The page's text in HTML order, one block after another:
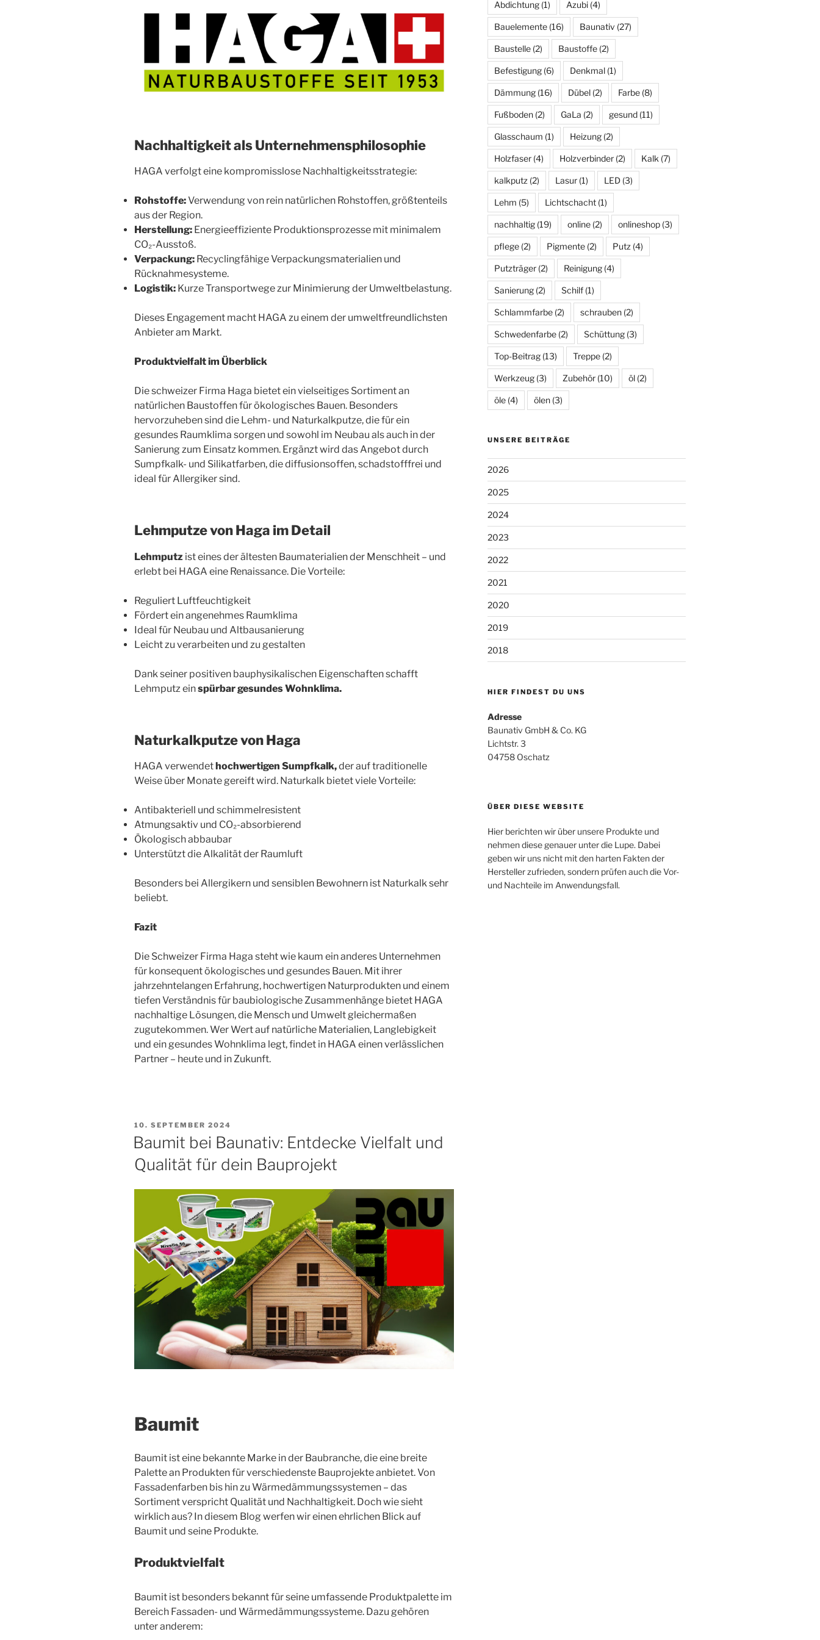
Nachhaltigkeit als Unternehmensphilosophie
HAGA verfolgt eine kompromisslose Nachhaltigkeitsstrategie:
Rohstoffe:Verwendung von rein natürlichen Rohstoffen, größtenteils
aus der Region.
Herstellung: Energieeffiziente Produktionsprozesse mit minimalem
CO₂-Ausstoß.
Verpackung: Recyclingfähige Verpackungsmaterialien und
Rücknahmesysteme.
Logistik: Kurze Transportwege zur Minimierung der Umweltbelastung.
Dieses Engagement macht HAGA zu einem der umweltfreundlichsten
Anbieter am Markt.
Produktvielfalt im Überblick
Die schweizer Firma Haga bietet ein vielseitiges Sortiment an
natürlichen Baustoffen für ökologisches Bauen. Besonders
hervorzuheben sind die Lehm- und Naturkalkputze, die für ein
gesundes Raumklima sorgen und sowohl im Neubau als auch in der
Sanierung zum Einsatz kommen. Ergänzt wird das Angebot durch
Sumpfkalk- und Silikatfarben, die diffusionsoffen, schadstofffrei und
ideal für Allergiker sind.
Lehmputze von Haga im Detail
Lehmputz ist eines der ältesten Baumaterialien der Menschheit – und
erlebt bei HAGA eine Renaissance. Die Vorteile:
Reguliert Luftfeuchtigkeit
Fördert ein angenehmes Raumklima
Ideal für Neubau und Altbausanierung
Leicht zu verarbeiten und zu gestalten
Dank seiner positiven bauphysikalischen Eigenschaften schafft
Lehmputz einspürbar gesundes Wohnklima.
Naturkalkputze von Haga
HAGA verwendethochwertigen Sumpfkalk,der auf traditionelle
Weise über Monate gereift wird. Naturkalk bietet viele Vorteile:
Antibakteriell und schimmelresistent
Atmungsaktiv und CO₂-absorbierend
Ökologisch abbaubar
Unterstützt die Alkalität der Raumluft
Besonders bei Allergikern und sensiblen Bewohnern ist Naturkalk sehr
beliebt.
Fazit
Die Schweizer Firma Haga steht wie kaum ein anderes Unternehmen
für konsequent ökologisches und gesundes Bauen. Mit ihrer
jahrzehntelangen Erfahrung, hochwertigen Naturprodukten und einem
tiefen Verständnis für baubiologische Zusammenhänge bietet HAGA
nachhaltige Lösungen, die Mensch und Umwelt gleichermaßen
zugutekommen. Wer Wert auf natürliche Materialien, Langlebigkeit
und ein gesundes Wohnklima legt, findet in HAGA einen verlässlichen
Partner – heute und in Zukunft.
VERÖFFENTLICHT
AM
10. SEPTEMBER 2024
Baumit bei Baunativ: Entdecke Vielfalt und
Qualität für dein Bauprojekt
Baumit
Baumit ist eine bekannte Marke in der Baubranche, die eine breite
Palette an Produkten für verschiedenste Bauprojekte anbietet. Von
Fassadenfarben bis hin zu Wärmedämmungssystemen – das
Sortiment verspricht Qualität und Nachhaltigkeit. Doch wie sieht
wirklich aus? In diesem Blog werfen wir einen ehrlichen Blick auf
Baumit und seine Produkte.
Produktvielfalt
Baumit ist besonders bekannt für seine umfassende Produktpalette im
Bereich Fassaden- und Wärmedämmungssysteme. Dazu gehören
unter anderem:
Abdichtung(1) Azubi(4)
Bauelemente(16) Baunativ (27)
Baustelle(2) Baustoffe(2)
Befestigung(6) Denkmal(1)
Dämmung(16) Dübel(2) Farbe(8)
Fußboden(2) GaLa (2) gesund(11)
Glasschaum (1) Heizung(2)
Holzfaser(4) Holzverbinder(2) Kalk (7)
kalkputz (2) Lasur(1) LED(3)
Lehm (5) Lichtschacht(1)
nachhaltig(19) online(2) onlineshop(3)
pflege(2) Pigmente(2) Putz (4)
Putzträger(2) Reinigung(4)
Sanierung(2) Schilf(1)
Schlammfarbe(2) schrauben(2)
Schwedenfarbe(2) Schüttung(3)
Top-Beitrag(13) Treppe(2)
Werkzeug(3) Zubehör(10) öl(2)
öle(4) ölen(3)
UNSERE BEITRÄGE
2026
2025
2024
2023
2022
2021
2020
2019
2018
HIER FINDEST DU UNS
Adresse
Baunativ GmbH & Co. KG
Lichtstr. 3
04758 Oschatz
ÜBER DIESE WEBSITE
Hier berichten wir über unsere Produkte und
nehmen diese genauer unter die Lupe. Dabei
geben wir uns nicht mit den harten Fakten der
Hersteller zufrieden, sondern prüfen auch die Vor-
und Nachteile im Anwendungsfall.